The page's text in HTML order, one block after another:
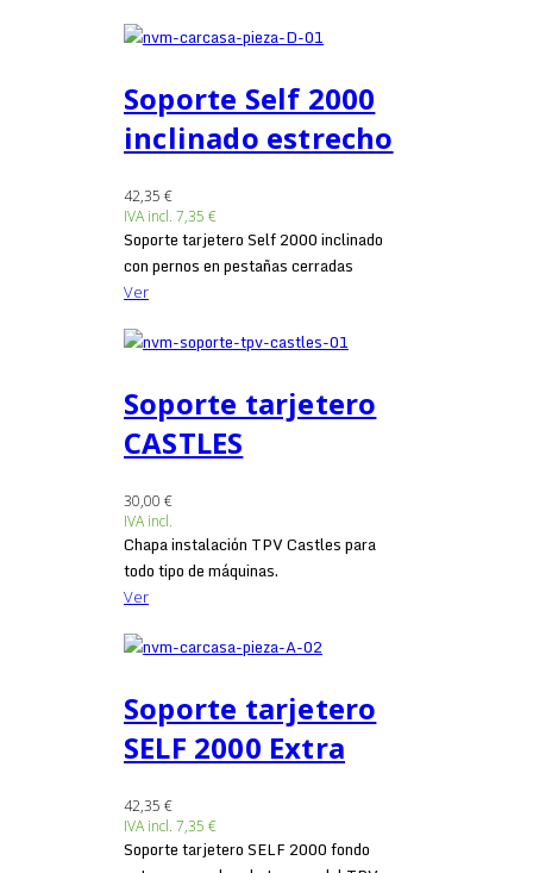
Soporte Self 2000
inclinado estrecho
42,35 €
IVA incl. 7,35 €
Soporte tarjetero Self 2000 inclinado
con pernos en pestañas cerradas
Ver
Soporte tarjetero
CASTLES
30,00 €
IVA incl.
Chapa instalación TPV Castles para
todo tipo de máquinas.
Ver
Soporte tarjetero
SELF 2000 Extra
42,35 €
IVA incl. 7,35 €
Soporte tarjetero SELF 2000 fondo